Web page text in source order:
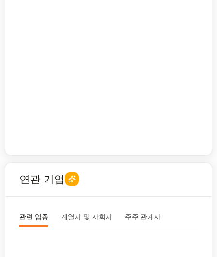
연관 기업
관련 업종 계열사 및 자회사 주주 관계사